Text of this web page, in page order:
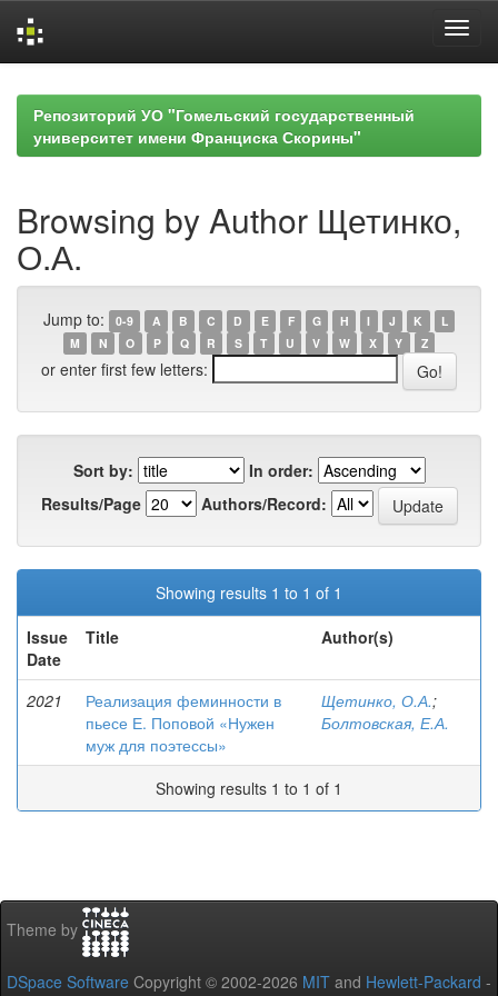
navigationРепозиторий УО "Гомельский государственный
университет имени Франциска Скорины"
Browsing by Author Щетинко,
О.А.
Jump to: 0-9 A B C D E F G H I J K
L
M
N O P Q R S T U V W X Y Z
or enter first few letters:
Sort by:
In order:
Results/Page
Authors/Record:
Showing results 1 to 1 of 1
Issue
Date
Title Author(s)
2021
Реализация феминности в
пьесе Е. Поповой «Нужен
муж для поэтессы»
Щетинко, О.А.;
Болтовская, Е.А.
Showing results 1 to 1 of 1
Theme by
DSpace Software Copyright © 2002-2026 MIT and Hewlett-Packard -